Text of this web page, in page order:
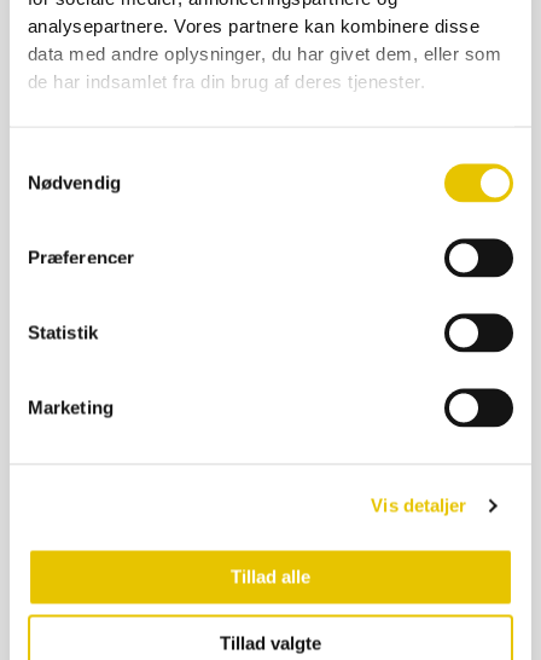
analysepartnere. Vores partnere kan kombinere disse
data med andre oplysninger, du har givet dem, eller som
de har indsamlet fra din brug af deres tjenester.
Nødvendig
Præferencer
Statistik
Marketing
Vis detaljer
Tillad alle
Tillad valgte